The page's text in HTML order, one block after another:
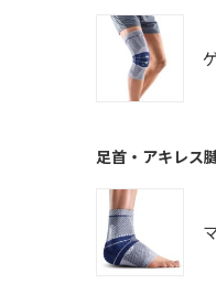
足首・アキレス